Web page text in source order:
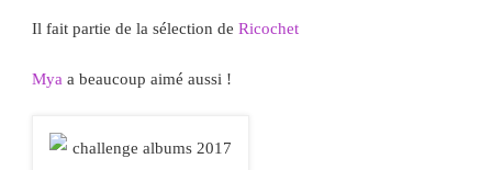
Il fait partie de la sélection de Ricochet
Mya a beaucoup aimé aussi !